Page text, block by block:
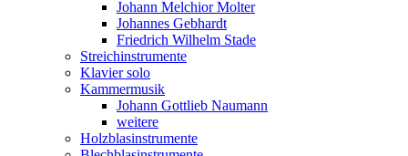
Johann Melchior Molter
Johannes Gebhardt
Friedrich Wilhelm Stade
Streichinstrumente
Klavier solo
Kammermusik
Johann Gottlieb Naumann
weitere
Holzblasinstrumente